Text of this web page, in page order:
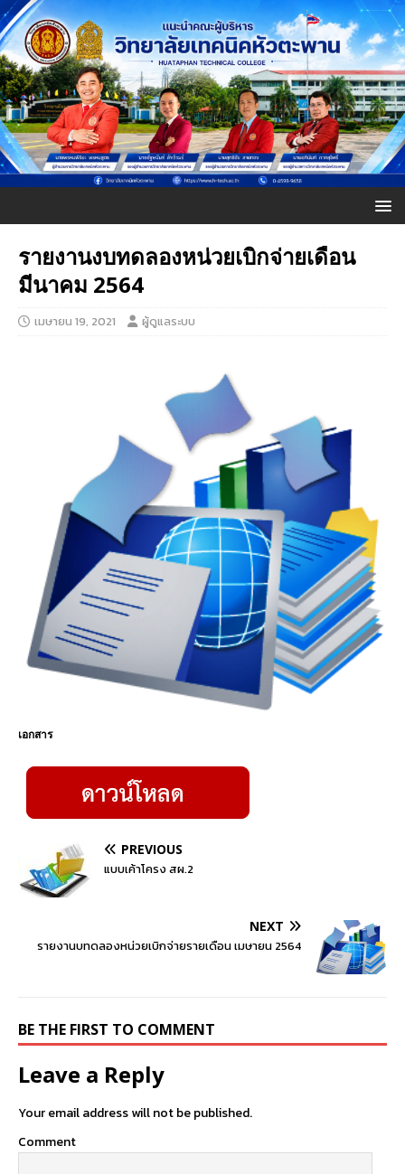
รายงานงบทดลองหน่วยเบิกจ่ายเดือน
มีนาคม 2564
เมษายน 19, 2021 ผู้ดูแลระบบ
เอกสาร
PREVIOUS
แบบเค้าโครง สผ.2
NEXT
รายงานบทดลองหน่วยเบิกจ่ายรายเดือน เมษายน 2564
BE THE FIRST TO COMMENT
Leave a Reply
Your email address will not be published.
Comment